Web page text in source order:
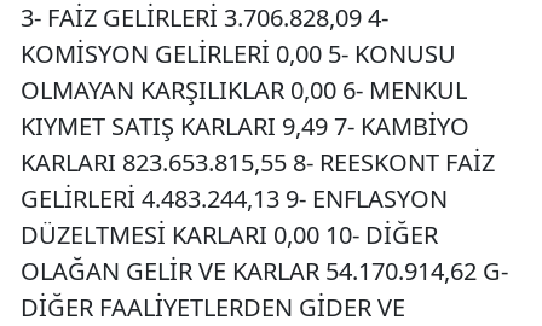
3- FAİZ GELİRLERİ 3.706.828,09 4-
KOMİSYON GELİRLERİ 0,00 5- KONUSU
OLMAYAN KARŞILIKLAR 0,00 6- MENKUL
KIYMET SATIŞ KARLARI 9,49 7- KAMBİYO
KARLARI 823.653.815,55 8- REESKONT FAİZ
GELİRLERİ 4.483.244,13 9- ENFLASYON
DÜZELTMESİ KARLARI 0,00 10- DİĞER
OLAĞAN GELİR VE KARLAR 54.170.914,62 G-
DİĞER FAALİYETLERDEN GİDER VE